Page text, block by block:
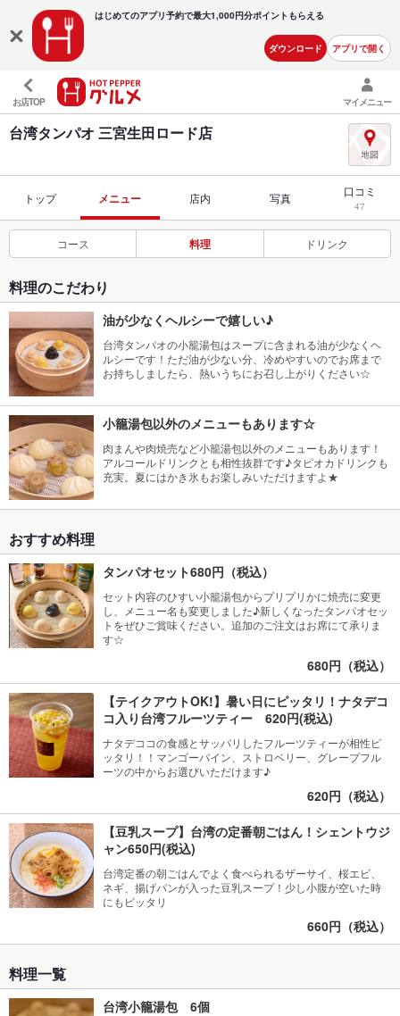
はじめてのアプリ予約で最大1,000円分ポイントもらえる
ダウンロード アプリで開く
お店TOP マイメニュー
台湾タンパオ 三宮生田ロード店
トップ メニュー 店内 写真 口コミ
47
コース 料理 ドリンク
料理のこだわり
油が少なくヘルシーで嬉しい♪
台湾タンパオの小籠湯包はスープに含まれる油が少なくヘ
ルシーです！ただ油が少ない分、冷めやすいのでお席まで
お持ちしましたら、熱いうちにお召し上がりください☆
小籠湯包以外のメニューもあります☆
肉まんや肉焼売など小籠湯包以外のメニューもあります！
アルコールドリンクとも相性抜群です♪タピオカドリンクも
充実。夏にはかき氷もお楽しみいただけますよ★
おすすめ料理
タンパオセット680円（税込）
セット内容のひすい小籠湯包からプリプリかに焼売に変更
し、メニュー名も変更しました♪新しくなったタンパオセッ
トをぜひご賞味ください。追加のご注文はお席にて承りま
す☆
680円（税込）
【テイクアウトOK!】暑い日にピッタリ！ナタデコ
コ入り台湾フルーツティー 620円(税込)
ナタデココの食感とサッパリしたフルーツティーが相性ピ
ッタリ！！マンゴーパイン、ストロベリー、グレープフル
ーツの中からお選びいただけます♪
620円（税込）
【豆乳スープ】台湾の定番朝ごはん！シェントウジ
ャン650円(税込)
台湾定番の朝ごはんでよく食べられるザーサイ、桜エビ、
ネギ、揚げパンが入った豆乳スープ！少し小腹が空いた時
にもピッタリ
660円（税込）
料理一覧
台湾小籠湯包 6個